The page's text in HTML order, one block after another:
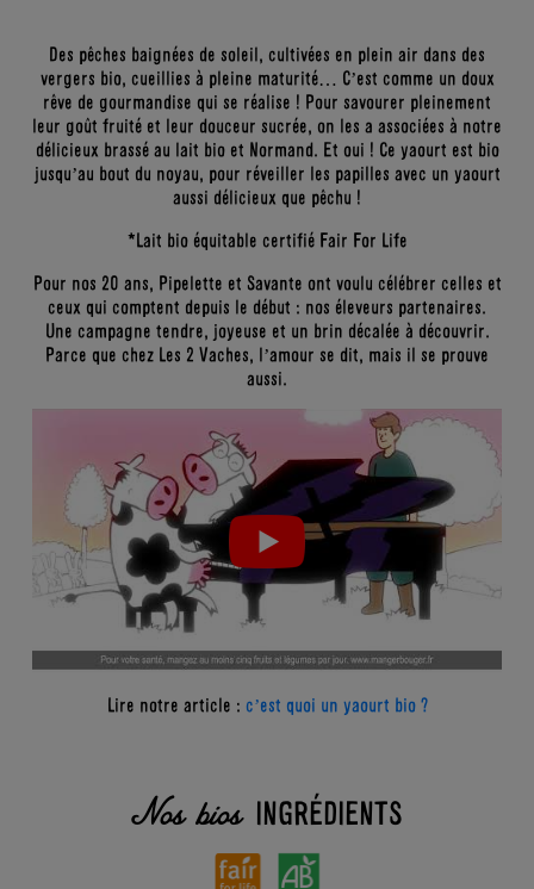
Des pêches baignées de soleil, cultivées en plein air dans des
vergers bio, cueillies à pleine maturité… C’est comme un doux
rêve de gourmandise qui se réalise ! Pour savourer pleinement
leur goût fruité et leur douceur sucrée, on les a associées à notre
délicieux brassé au lait bio et Normand. Et oui ! Ce yaourt est bio
jusqu’au bout du noyau, pour réveiller les papilles avec un yaourt
aussi délicieux que pêchu !
*Lait bio équitable certifié Fair For Life
Pour nos 20 ans, Pipelette et Savante ont voulu célébrer celles et
ceux qui comptent depuis le début : nos éleveurs partenaires.
Une campagne tendre, joyeuse et un brin décalée à découvrir.
Parce que chez Les 2 Vaches, l’amour se dit, mais il se prouve
aussi.
Lire notre article : c’est quoi un yaourt bio ?
Nos bios INGRÉDIENTS